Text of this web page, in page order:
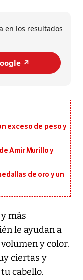
en los resultados
↗️
exceso de peso y
Amir Murillo y
de oro y un
más
le ayudan a
y color.
ciertas y
cabello.